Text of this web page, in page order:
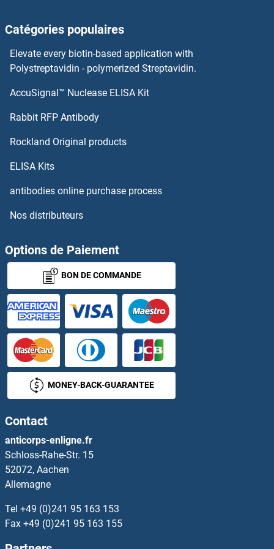
STEAP3 Anticorps
STEAP2 Anticorps
STEAP1 Anticorps
STK32B Anticorps
STK32C Anticorps
STK33 Anticorps
STK35 Anticorps
STK36 Anticorps
STK38 Anticorps
STK38L Anticorps
STK39 Anticorps
STK4 Anticorps
STK40 Anticorps
STMN2 Anticorps
STMN4 Anticorps
Catégories populaires
Elevate every biotin-based application with
Polystreptavidin - polymerized Streptavidin.
AccuSignal™ Nuclease ELISA Kit
Rabbit RFP Antibody
Rockland Original products
ELISA Kits
antibodies online purchase process
Nos distributeurs
Options de Paiement
BON DE COMMANDE
MONEY-BACK-GUARANTEE
Contact
anticorps-enligne.fr
Schloss-Rahe-Str. 15
52072, Aachen
Allemagne
Tel +49 (0)241 95 163 153
Fax +49 (0)241 95 163 155